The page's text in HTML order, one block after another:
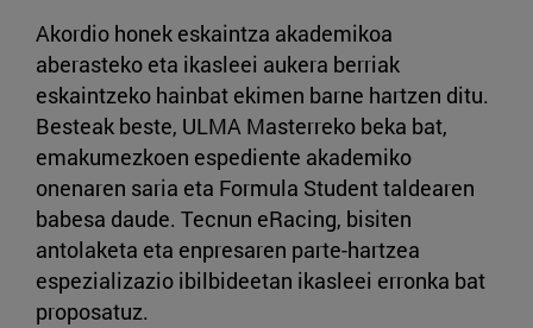
Akordio honek eskaintza akademikoa
aberasteko eta ikasleei aukera berriak
eskaintzeko hainbat ekimen barne hartzen ditu.
Besteak beste, ULMA Masterreko beka bat,
emakumezkoen espediente akademiko
onenaren saria eta Formula Student taldearen
babesa daude. Tecnun eRacing, bisiten
antolaketa eta enpresaren parte-hartzea
espezializazio ibilbideetan ikasleei erronka bat
proposatuz.